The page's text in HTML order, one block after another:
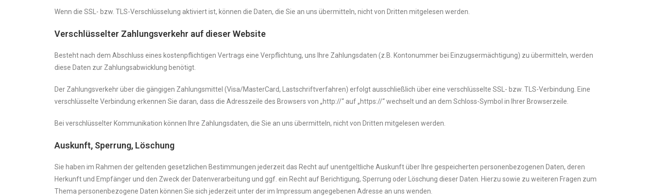
Wenn die SSL- bzw. TLS-Verschlüsselung aktiviert ist, können die Daten, die Sie an uns übermitteln, nicht von Dritten mitgelesen werden.
Verschlüsselter Zahlungsverkehr auf dieser Website
Besteht nach dem Abschluss eines kostenpflichtigen Vertrags eine Verpflichtung, uns Ihre Zahlungsdaten (z.B. Kontonummer bei Einzugsermächtigung) zu übermitteln, werden
diese Daten zur Zahlungsabwicklung benötigt.
Der Zahlungsverkehr über die gängigen Zahlungsmittel (Visa/MasterCard, Lastschriftverfahren) erfolgt ausschließlich über eine verschlüsselte SSL- bzw. TLS-Verbindung. Eine
verschlüsselte Verbindung erkennen Sie daran, dass die Adresszeile des Browsers von „http://“ auf „https://“ wechselt und an dem Schloss-Symbol in Ihrer Browserzeile.
Bei verschlüsselter Kommunikation können Ihre Zahlungsdaten, die Sie an uns übermitteln, nicht von Dritten mitgelesen werden.
Auskunft, Sperrung, Löschung
Sie haben im Rahmen der geltenden gesetzlichen Bestimmungen jederzeit das Recht auf unentgeltliche Auskunft über Ihre gespeicherten personenbezogenen Daten, deren
Herkunft und Empfänger und den Zweck der Datenverarbeitung und ggf. ein Recht auf Berichtigung, Sperrung oder Löschung dieser Daten. Hierzu sowie zu weiteren Fragen zum
Thema personenbezogene Daten können Sie sich jederzeit unter der im Impressum angegebenen Adresse an uns wenden.